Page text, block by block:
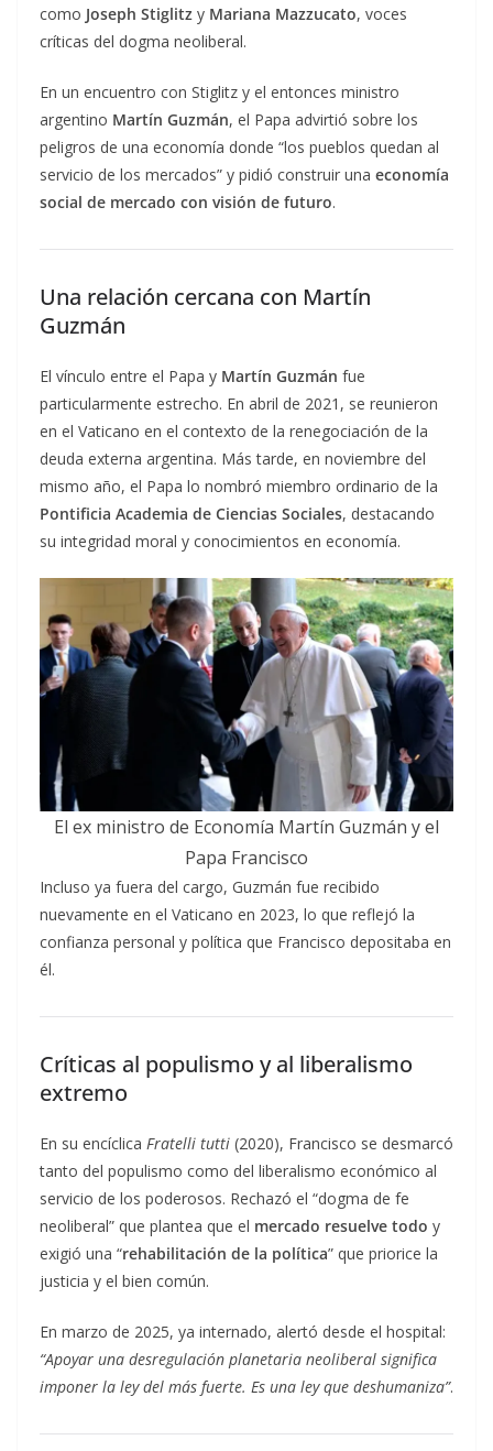
como Joseph Stiglitz y Mariana Mazzucato, voces
críticas del dogma neoliberal.
En un encuentro con Stiglitz y el entonces ministro
argentino Martín Guzmán, el Papa advirtió sobre los
peligros de una economía donde “los pueblos quedan al
servicio de los mercados” y pidió construir una economía
social de mercado con visión de futuro.
Una relación cercana con Martín
Guzmán
El vínculo entre el Papa y Martín Guzmán fue
particularmente estrecho. En abril de 2021, se reunieron
en el Vaticano en el contexto de la renegociación de la
deuda externa argentina. Más tarde, en noviembre del
mismo año, el Papa lo nombró miembro ordinario de la
Pontificia Academia de Ciencias Sociales, destacando
su integridad moral y conocimientos en economía.
El ex ministro de Economía Martín Guzmán y el
Papa Francisco
Incluso ya fuera del cargo, Guzmán fue recibido
nuevamente en el Vaticano en 2023, lo que reflejó la
confianza personal y política que Francisco depositaba en
él.
Críticas al populismo y al liberalismo
extremo
En su encíclica Fratelli tutti (2020), Francisco se desmarcó
tanto del populismo como del liberalismo económico al
servicio de los poderosos. Rechazó el “dogma de fe
neoliberal” que plantea que el mercado resuelve todo y
exigió una “rehabilitación de la política” que priorice la
justicia y el bien común.
En marzo de 2025, ya internado, alertó desde el hospital:
“Apoyar una desregulación planetaria neoliberal significa
imponer la ley del más fuerte. Es una ley que deshumaniza”.